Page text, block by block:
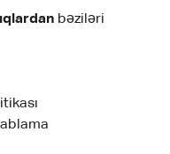
bəziləri